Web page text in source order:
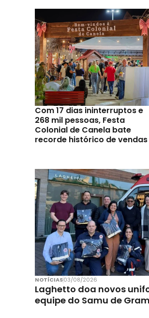
Com 17 dias ininterruptos e
268 mil pessoas, Festa
Colonial de Canela bate
recorde histórico de vendas
NOTÍCIAS03/08/2026
Laghetto doa novos
equipe do Samu de